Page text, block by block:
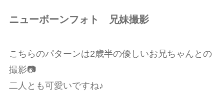
ニューボーンフォト 兄妹撮影
こちらのパターンは2歳半の優しいお兄ちゃんとの
撮影📷
二人とも可愛いですね♪